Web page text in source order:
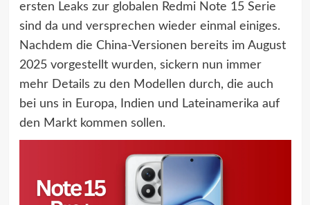
ersten Leaks zur globalen Redmi Note 15 Serie
sind da und versprechen wieder einmal einiges.
Nachdem die China-Versionen bereits im August
2025 vorgestellt wurden, sickern nun immer
mehr Details zu den Modellen durch, die auch
bei uns in Europa, Indien und Lateinamerika auf
den Markt kommen sollen.